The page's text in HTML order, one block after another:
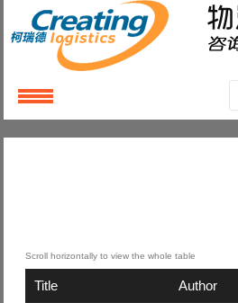
Title Author
LoginorRegister
Password